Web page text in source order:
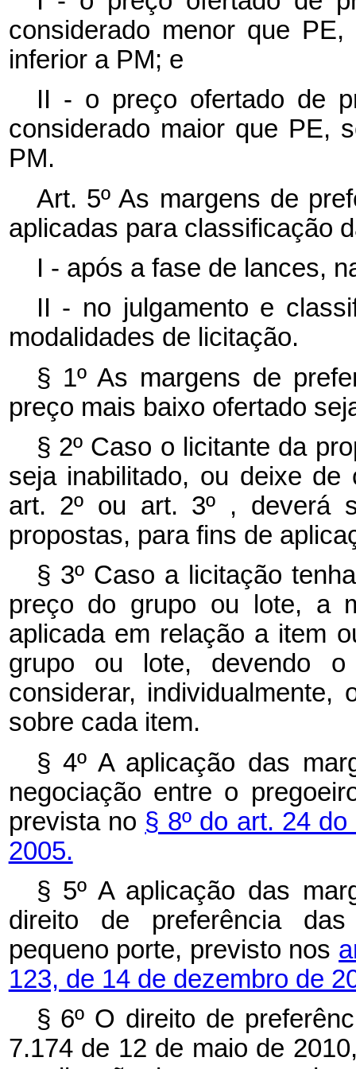
considerado menor que
inferior a PM; e
II - o preço ofertado de
considerado maior que PE,
PM.
Art. 5º As margens de
aplicadas para classificação
I - após a fase de lances,
II - no julgamento e
modalidades de licitação.
§ 1º As margens de
preço mais baixo ofertado
§ 2º Caso o licitante da
seja inabilitado, ou deixe
art. 2º ou art. 3º , deverá
propostas, para fins de
§ 3º Caso a licitação
preço do grupo ou lote, a
aplicada em relação a item
grupo ou lote, devendo
considerar,
sobre cada item.
§ 4º A aplicação das
negociação entre o
prevista no § 8º do art. 24
2005.
§ 5º A aplicação das
direito de preferência
pequeno porte, previsto nos
123, de 14 de dezembro de
§ 6º O direito de
7.174 de 12 de maio de